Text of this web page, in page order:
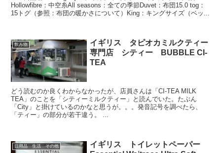
Hollowfibre：中空糸All seasons：全ての季節Duvet：布団15.0 tog：
15トグ（参照：布団の暖かさについて）King：キングサイズ（ベッ...
飲み物
イギリス タピオカミルクティー
専門店 シティー BUBBLE CI-
TEA
どう読むのか良くわからなかったが、店員さんは「CI-TEA MILK
TEA」のことを「シティーミルクティー」と読んでいた。たぶん
「City」と掛けているのかなと思うが。。。発音記号を調べたら、
「ティー」の部分が若干違う。 ...
日用品 生活 その他
イギリス トイレットペーパー